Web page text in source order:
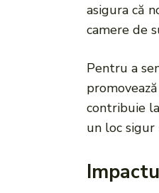
asigura că
camere de
Pentru a
contribuie
un loc